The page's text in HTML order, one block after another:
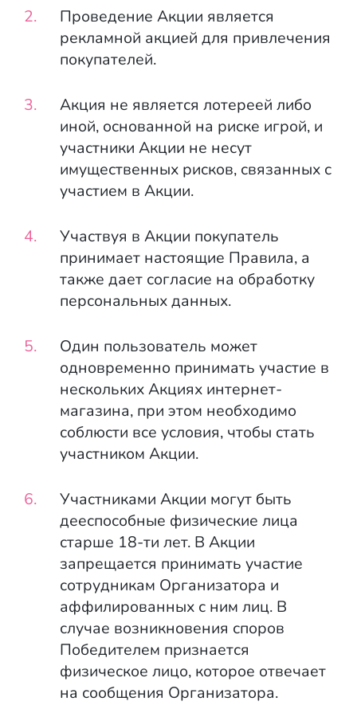
Проведение Акции является
рекламной акцией для привлечения
покупателей.
Акция не является лотереей либо
иной, основанной на риске игрой, и
участники Акции не несут
имущественных рисков, связанных с
участием в Акции.
Участвуя в Акции покупатель
принимает настоящие Правила, а
также дает согласие на обработку
персональных данных.
Один пользователь может
одновременно принимать участие в
нескольких Акциях интернет-
магазина, при этом необходимо
соблюсти все условия, чтобы стать
участником Акции.
Участниками Акции могут быть
дееспособные физические лица
старше 18-ти лет. В Акции
запрещается принимать участие
сотрудникам Организатора и
аффилированных с ним лиц. В
случае возникновения споров
Победителем признается
физическое лицо, которое отвечает
на сообщения Организатора.